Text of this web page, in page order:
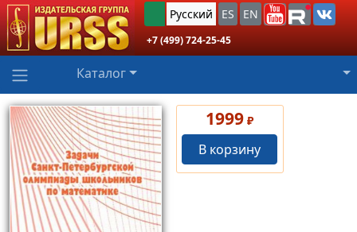
Русский ES EN
+7 (499) 724-25-45
Каталог
1999 ₽
В корзину